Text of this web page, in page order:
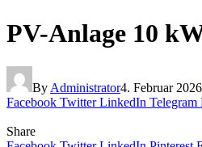
PV-Anlage 10
By Administrator4. Februar 2026
Facebook Twitter LinkedIn Telegram
Share